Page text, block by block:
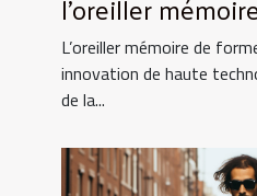
L’oreiller mémoire de
innovation de haute
de la...